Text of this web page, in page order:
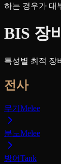
하는 경우가 대
BIS 장
특성별 최적 장
전사
무기 Melee
분노Melee
방어Tank